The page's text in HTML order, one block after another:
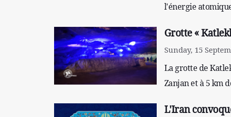
l'énergie
Grotte «
Sunday, 15
La grotte de
Zanjan et à 5 km
L'Iran